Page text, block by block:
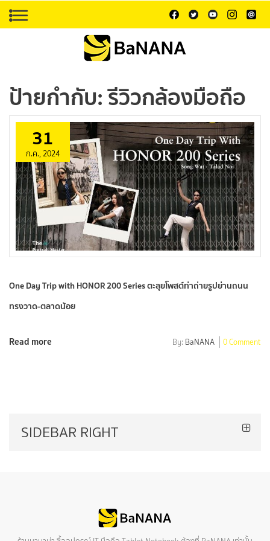
ป้ายกำกับ:รีวิวกล้องมือถือ
31
ก.ค., 2024
One Day Trip with HONOR 200 Series ตะลุยโพสต์ท่าถ่ายรูปย่านถนน
ทรงวาด-ตลาดน้อย
Read more By: BaNANA 0 Comment
SIDEBAR RIGHT